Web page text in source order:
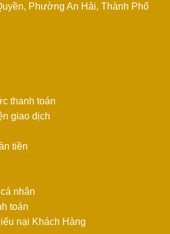
Phường An Hải, Thành Phố
thanh toán
giao dịch
tiền
nhân
toán
nại Khách Hàng